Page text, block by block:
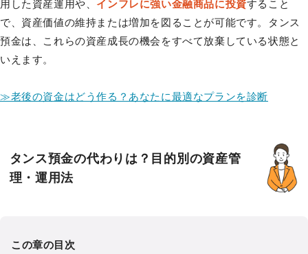
用した資産運用や、 インフレに強い金融商品に投資すること
で、資産価値の維持または増加を図ることが可能です。タンス
預金は、これらの資産成長の機会をすべて放棄している状態と
いえます。
≫老後の資金はどう作る？あなたに最適なプランを診断
タンス預金の代わりは？目的別の資産管
理・運用法
この章の目次